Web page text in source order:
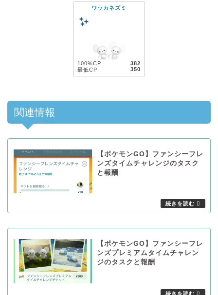
ワッカネズミ
100%CP
382
最低CP
350
関連情報
【ポケモンGO】ファンシーフレ
ンズタイムチャレンジのタスク
と報酬
【ポケモンGO】ファンシーフレ
ンズプレミアムタイムチャレン
ジのタスクと報酬